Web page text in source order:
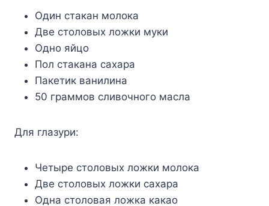
Один стакан молока
Две столовых ложки муки
Одно яйцо
Пол стакана сахара
Пакетик ванилина
50 граммов сливочного масла
Для глазури:
Четыре столовых ложки молока
Две столовых ложки сахара
Одна столовая ложка какао